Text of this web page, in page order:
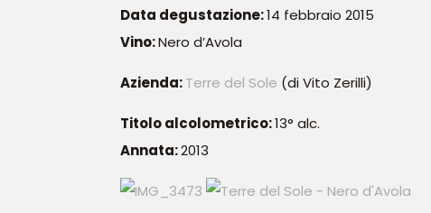
Data degustazione:14 febbraio 2015
Vino:Nero d’Avola
Azienda:Terre del Sole (di Vito Zerilli)
Titolo alcolometrico:13° alc.
Annata:2013